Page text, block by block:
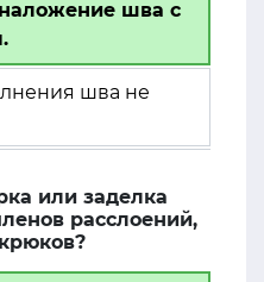
шва с
шва не
или заделка
расслоений,